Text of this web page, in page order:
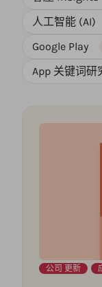
人工智能 (AI)
Google Play
App 关键词研
公司 更新